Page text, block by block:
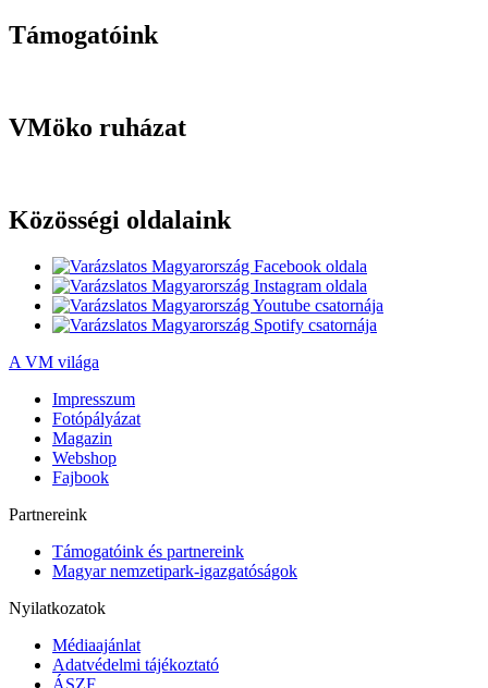
Támogatóink
VMöko ruházat
Közösségi oldalaink
A VM világa
Impresszum
Fotópályázat
Magazin
Webshop
Fajbook
Partnereink
Támogatóink és partnereink
Magyar nemzetipark-igazgatóságok
Nyilatkozatok
Médiaajánlat
Adatvédelmi tájékoztató
ÁSZF